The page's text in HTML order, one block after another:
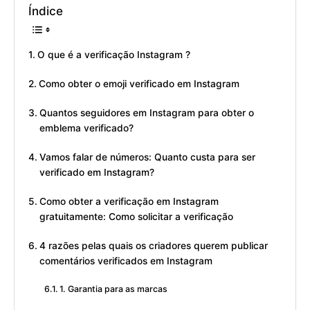
Índice
O que é a verificação Instagram ?
Como obter o emoji verificado em Instagram
Quantos seguidores em Instagram para obter o
emblema verificado?
Vamos falar de números: Quanto custa para ser
verificado em Instagram?
Como obter a verificação em Instagram
gratuitamente: Como solicitar a verificação
4 razões pelas quais os criadores querem publicar
comentários verificados em Instagram
1. Garantia para as marcas